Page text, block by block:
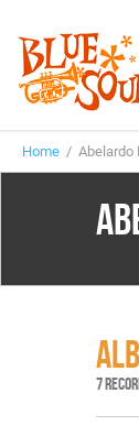
Home / Abelardo
7